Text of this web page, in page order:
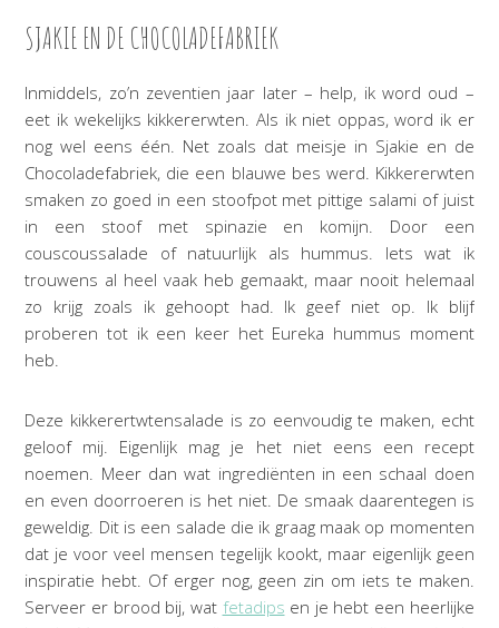
SJAKIE EN DE CHOCOLADEFABRIEK
Inmiddels, zo’n zeventien jaar later – help, ik word oud –
eet ik wekelijks kikkererwten. Als ik niet oppas, word ik er
nog wel eens één. Net zoals dat meisje in Sjakie en de
Chocoladefabriek, die een blauwe bes werd. Kikkererwten
smaken zo goed in een stoofpot met pittige salami of juist
in een stoof met spinazie en komijn. Door een
couscoussalade of natuurlijk als hummus. Iets wat ik
trouwens al heel vaak heb gemaakt, maar nooit helemaal
zo krijg zoals ik gehoopt had. Ik geef niet op. Ik blijf
proberen tot ik een keer het Eureka hummus moment
heb.
Deze kikkerertwtensalade is zo eenvoudig te maken, echt
geloof mij. Eigenlijk mag je het niet eens een recept
noemen. Meer dan wat ingrediënten in een schaal doen
en even doorroeren is het niet. De smaak daarentegen is
geweldig. Dit is een salade die ik graag maak op momenten
dat je voor veel mensen tegelijk kookt, maar eigenlijk geen
inspiratie hebt. Of erger nog, geen zin om iets te maken.
Serveer er brood bij, wat fetadips en je hebt een heerlijke